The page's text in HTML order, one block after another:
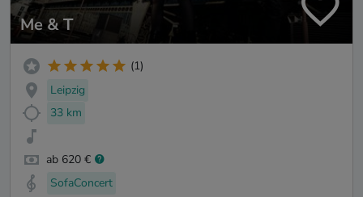
Me & T
(1)
Leipzig
33 km
ab 620 €
SofaConcert